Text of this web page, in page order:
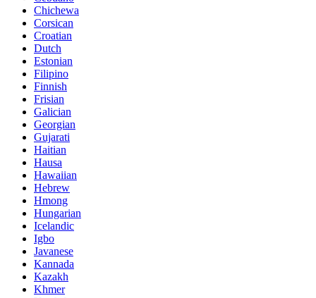
Chichewa
Corsican
Croatian
Dutch
Estonian
Filipino
Finnish
Frisian
Galician
Georgian
Gujarati
Haitian
Hausa
Hawaiian
Hebrew
Hmong
Hungarian
Icelandic
Igbo
Javanese
Kannada
Kazakh
Khmer